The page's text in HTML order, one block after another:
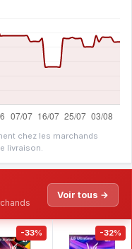
chez les marchands
livraison.
Voir tous →
-33% -32%